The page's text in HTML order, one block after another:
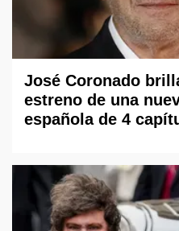
José Coronado
estreno de una
española de 4